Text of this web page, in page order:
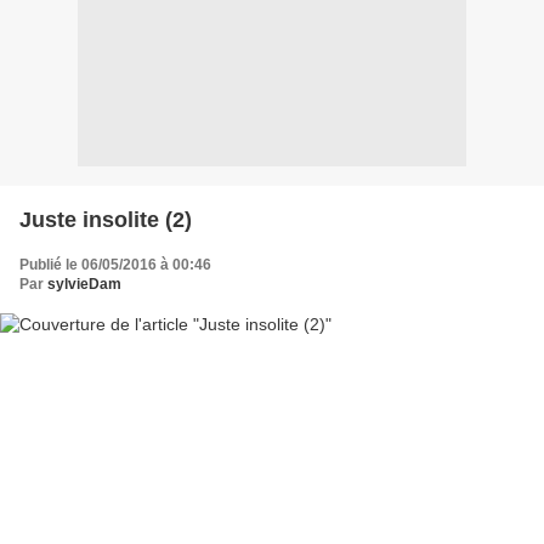
Juste insolite (2)
Publié le 06/05/2016 à 00:46
Par sylvieDam